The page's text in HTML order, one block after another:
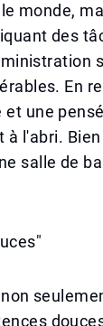
monde,
des
En
une
l'abri.
salle de